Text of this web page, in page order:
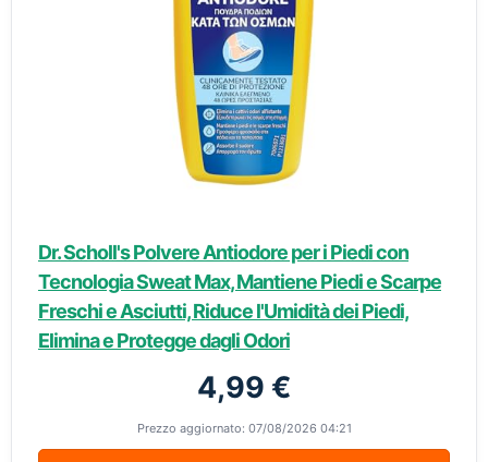
Dr. Scholl's Polvere Antiodore per i Piedi con
Tecnologia Sweat Max, Mantiene Piedi e Scarpe
Freschi e Asciutti, Riduce l'Umidità dei Piedi,
Elimina e Protegge dagli Odori
4,99 €
Prezzo aggiornato: 07/08/2026 04:21